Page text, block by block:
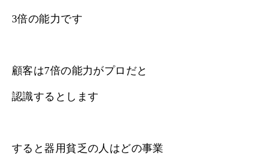
3倍の能力です
顧客は7倍の能力がプロだと
認識するとします
すると器用貧乏の人はどの事業